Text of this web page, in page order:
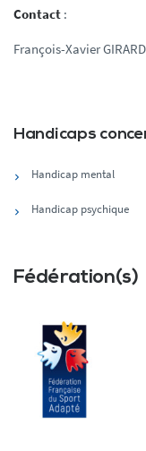
Contact :
François-Xavier
Handicaps
Handicap mental
Handicap psychique
Fédération(s)